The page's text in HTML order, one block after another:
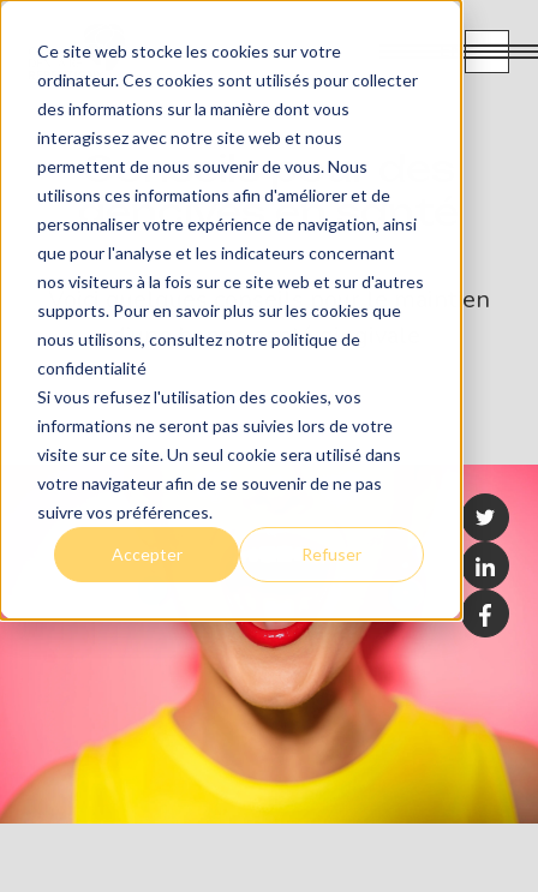
Ce site web stocke les cookies sur votre
ordinateur. Ces cookies sont utilisés pour collecter
des informations sur la manière dont vous
interagissez avec notre site web et nous
permettent de nous souvenir de vous. Nous
utilisons ces informations afin d'améliorer et de
personnaliser votre expérience de navigation, ainsi
que pour l'analyse et les indicateurs concernant
nos visiteurs à la fois sur ce site web et sur d'autres
supports. Pour en savoir plus sur les cookies que
nous utilisons, consultez notre politique de
confidentialité
Si vous refusez l'utilisation des cookies, vos
informations ne seront pas suivies lors de votre
visite sur ce site. Un seul cookie sera utilisé dans
votre navigateur afin de se souvenir de ne pas
suivre vos préférences.
Accepter Refuser
EN
Conseils pour des
gencives en santé
Voici quelques conseils pour le maintien
d’une bonne santé gingivale